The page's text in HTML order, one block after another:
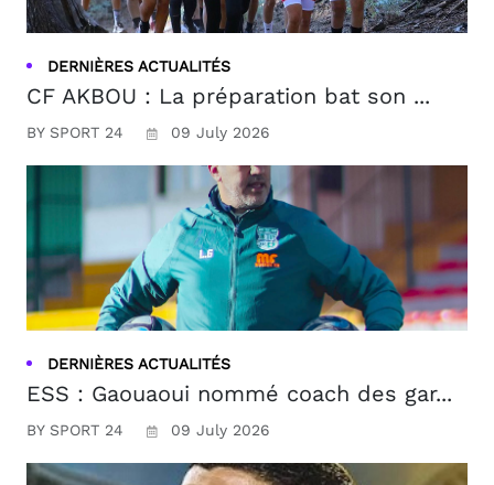
DERNIÈRES ACTUALITÉS
CF AKBOU : La préparation bat son ...
BY SPORT 24 09 July 2026
DERNIÈRES ACTUALITÉS
ESS : Gaouaoui nommé coach des gar...
BY SPORT 24 09 July 2026